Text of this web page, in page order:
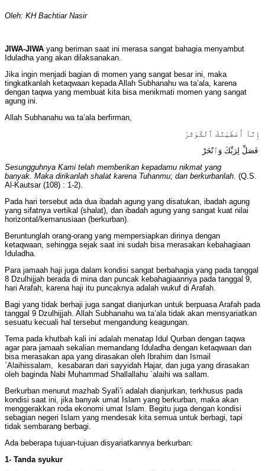
Oleh: KH Bachtiar Nasir
JIWA-JIWA yang beriman saat ini merasa sangat bahagia menyambut
Iduladha yang akan dilaksanakan.
Jika ingin menjadi bagian di momen yang sangat besar ini, maka
tingkatkanlah ketaqwaan kepada Allah Subhanahu wa ta’ala, karena
dengan taqwa yang membuat kita bisa menikmati momen yang sangat
agung ini.
Allah Subhanahu wa ta’ala berfirman,
إِنَّآ أَعْطَيْنَٰكَ ٱلْكَوْثَرَ
‏ فَصَلِّ لِرَبِّكَ وَٱنْحَرْ
Sesungguhnya Kami telah memberikan kepadamu nikmat yang
banyak. Maka dirikanlah shalat karena Tuhanmu; dan berkurbanlah. (Q.S.
Al-Kautsar (108) : 1-2).
Pada hari tersebut ada dua ibadah agung yang disatukan, ibadah agung
yang sifatnya vertikal (shalat), dan ibadah agung yang sangat kuat nilai
horizontal/kemanusiaan (berkurban).
Beruntunglah orang-orang yang mempersiapkan dirinya dengan
ketaqwaan, sehingga sejak saat ini sudah bisa merasakan kebahagiaan
Iduladha.
Para jamaah haji juga dalam kondisi sangat berbahagia yang pada tanggal
8 Dzulhijjah berada di mina dan puncak kebahagiaannya pada tanggal 9,
hari Arafah, karena haji itu puncaknya adalah wukuf di Arafah.
Bagi yang tidak berhaji juga sangat dianjurkan untuk berpuasa Arafah pada
tanggal 9 Dzulhijjah. Allah Subhanahu wa ta’ala tidak akan mensyariatkan
sesuatu kecuali hal tersebut mengandung keagungan.
Tema pada khutbah kali ini adalah menatap Idul Qurban dengan taqwa
agar para jamaah sekalian memandang Iduladha dengan ketaqwaan dan
bisa merasakan apa yang dirasakan oleh Ibrahim dan Ismail
`Alaihissalam, kesabaran dari sayyidah Hajar, dan juga yang dirasakan
oleh baginda Nabi Muhammad Shallallahu `alaihi wa sallam.
Berkurban menurut mazhab Syafi’i adalah dianjurkan, terkhusus pada
kondisi saat ini, jika banyak umat Islam yang berkurban, maka akan
menggerakkan roda ekonomi umat Islam. Begitu juga dengan kondisi
sebagian negeri Islam yang mendesak kita semua untuk berbagi, tapi
tidak sembarang berbagi.
Ada beberapa tujuan-tujuan disyariatkannya berkurban:
1- Tanda syukur